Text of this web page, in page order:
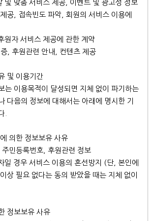
및 맞춤 서비스 제공, 이벤트 및 광고성 정보
공, 접속빈도 파악, 회원의 서비스 이용에
원자 서비스 제공에 관한 계약
, 후원관련 안내, 컨텐츠 제공
및 이용기간
는 이용목적이 달성되면 지체 없이 파기하는
다음의 정보에 대해서는 아래에 명시한 기
.
의한 정보보유 사유
민등록번호, 후원관련 정보
일 경우 서비스 이용의 혼선방지 (단, 본인에
상 필요 없다는 동의 받았을 때는 지체 없이
정보보유 사유